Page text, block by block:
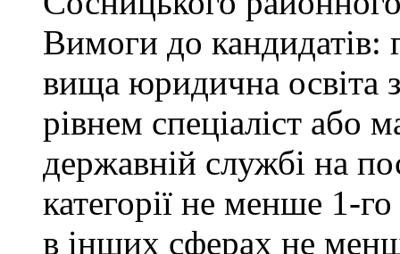
Вимоги до кандидатів:
вища юридична освіта
рівнем спеціаліст або
державній службі на
категорії не менше 1-
в інших сферах не